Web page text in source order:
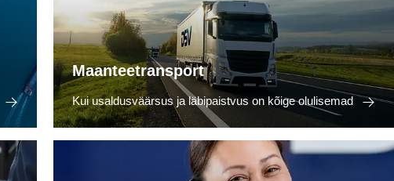
Maanteetransport
Kui usaldusväärsus ja läbipaistvus on kõige olulisemad